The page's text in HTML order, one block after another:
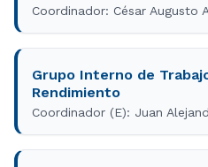
Coordinador: César Augusto
Grupo Interno de
Rendimiento
Coordinador (E): Juan